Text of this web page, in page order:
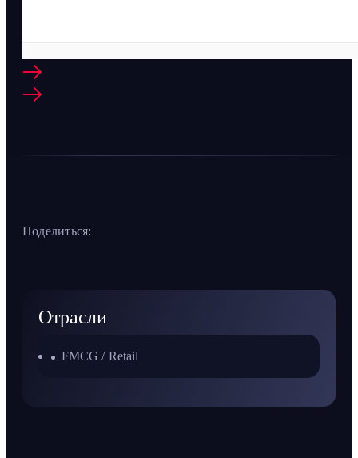
Поделиться:
Отрасли
FMCG / Retail